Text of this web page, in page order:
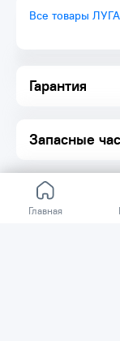
Главная
Гарантия
Запасные
Все товары ЛУГА